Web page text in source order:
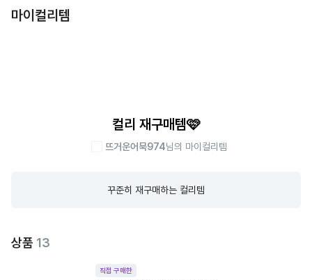
마이컬리템
컬리 재구매템🩷
뜨거운어묵974님의 마이컬리템
꾸준히 재구매하는 컬리템
상품 13
직접 구매한